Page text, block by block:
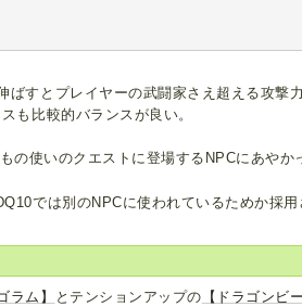
すとプレイヤーの武闘家さえ超える攻撃
も比較的バランスが良い。
の使いのクエストに登場するNPCにあやか
では別のNPCに使われているためか採用
ラム】 とテンションアップの 【ドラゴンビ